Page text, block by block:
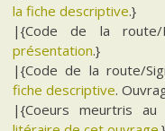
la fiche descriptive.}
|{Code de la route/
présentation.}
|{Code de la route/
fiche descriptive.
|{Coeurs meurtris